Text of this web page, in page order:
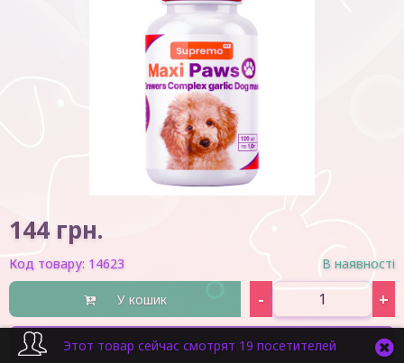
144 грн.
Код товару: 14623 В наявності
У кошик - +
Швидка покупка
Этот товар сейчас смотрят 19 посетителей